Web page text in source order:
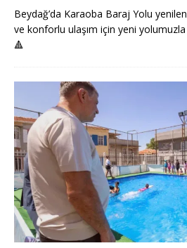
Beydağ’da Karaoba Baraj Yolu
ve konforlu ulaşım için yeni
🔺